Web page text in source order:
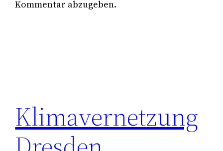
Kommentar abzugeben.
Klimavernetzung